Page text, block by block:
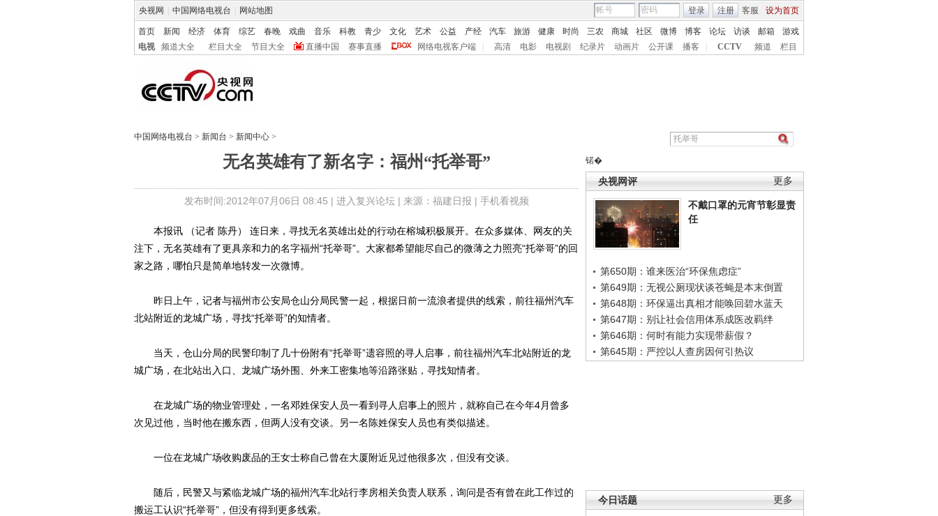
央视网 中国网络电视台 网站地图 客服 设为首页
登录 注册
首页 新闻 经济 体育 综艺 春晚 戏曲 音乐 科教 青少 文化 艺术 公益 产经 汽车 旅游 健康 时尚 三农 商城 社区 微博 博客 论坛 访谈 邮箱
游戏
电视
频道大全 栏目大全 节目大全 直播中国 赛事直播 网络电视客户端 高清 电影 电视剧 纪录片 动画片 公开课 播客 CCTV 频道 栏目
中国网络电视台 > 新闻台 > 新闻中心 >
无名英雄有了新名字：福州“托举哥”
发布时间:2012年07月06日 08:45 | 进入复兴论坛| 来源：福建日报 | 手机看视频
锘�
更多
央视网评
不戴口罩的元宵节彰显责
任
第650期：谁来医治“环保焦虑症”
第649期：无视公厕现状谈苍蝇是本末倒置
第648期：环保逼出真相才能唤回碧水蓝天
第647期：别让社会信用体系成医改羁绊
第646期：何时有能力实现带薪假？
第645期：严控以人查房因何引热议
更多
今日话题
本报讯 （记者 陈丹） 连日来，寻找无名英雄出处的行动在榕城积极展开。在众多媒体、网友的关
注下，无名英雄有了更具亲和力的名字福州“托举哥”。大家都希望能尽自己的微薄之力照亮“托举哥”的回
家之路，哪怕只是简单地转发一次微博。
昨日上午，记者与福州市公安局仓山分局民警一起，根据日前一流浪者提供的线索，前往福州汽车
北站附近的龙城广场，寻找“托举哥”的知情者。
当天，仓山分局的民警印制了几十份附有“托举哥”遗容照的寻人启事，前往福州汽车北站附近的龙
城广场，在北站出入口、龙城广场外围、外来工密集地等沿路张贴，寻找知情者。
在龙城广场的物业管理处，一名邓姓保安人员一看到寻人启事上的照片，就称自己在今年4月曾多
次见过他，当时他在搬东西，但两人没有交谈。另一名陈姓保安人员也有类似描述。
一位在龙城广场收购废品的王女士称自己曾在大厦附近见过他很多次，但没有交谈。
随后，民警又与紧临龙城广场的福州汽车北站行李房相关负责人联系，询问是否有曾在此工作过的
搬运工认识“托举哥”，但没有得到更多线索。